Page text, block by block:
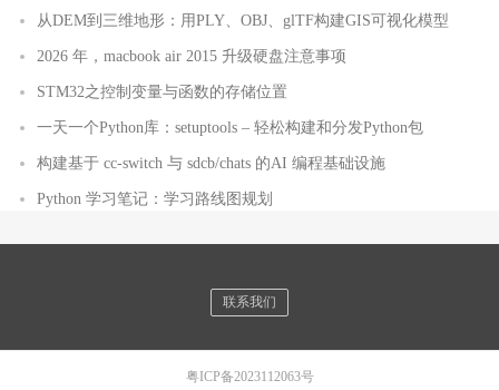
从DEM到三维地形：用PLY、OBJ、glTF构建GIS可视化模型
2026 年，macbook air 2015 升级硬盘注意事项
STM32之控制变量与函数的存储位置
一天一个Python库：setuptools – 轻松构建和分发Python包
构建基于 cc-switch 与 sdcb/chats 的AI 编程基础设施
Python 学习笔记：学习路线图规划
联系我们
粤ICP备2023112063号